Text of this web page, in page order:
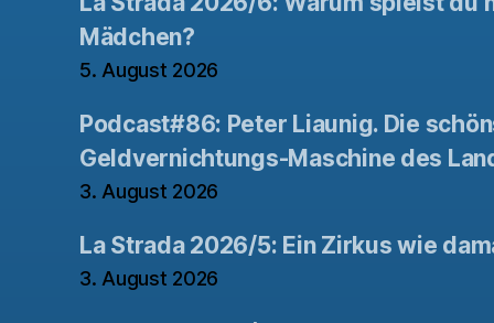
Mädchen?
5. August 2026
Podcast#86: Peter Liaunig. Die
Geldvernichtungs-Maschine des
3. August 2026
La Strada 2026/5: Ein Zirkus wie
3. August 2026